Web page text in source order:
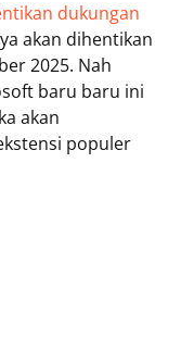
dukungan
akan dihentikan
2025. Nah
baru baru ini
akan
populer